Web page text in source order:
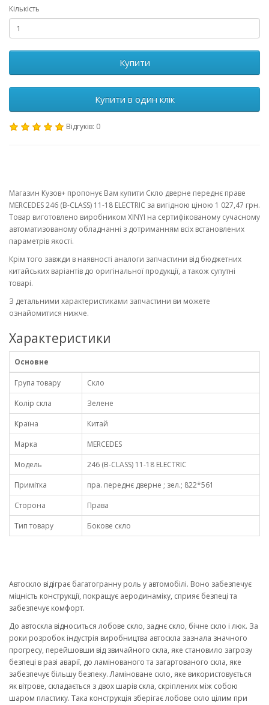
Кількість
Купити
Купити в один клік
Відгуків: 0
Магазин Кузов+ пропонує Вам купити Скло дверне переднє праве
MERCEDES 246 (B-CLASS) 11-18 ELECTRIC за вигідною ціною 1 027,47 грн.
Товар виготовлено виробником XINYI на сертифікованому сучасному
автоматизованому обладнанні з дотриманням всіх встановлених
параметрів якості.
Крім того завжди в наявності аналоги запчастини від бюджетних
китайських варіантів до оригінальної продукції, а також супутні
товарі.
З детальними характеристиками запчастини ви можете
ознайомитися нижче.
Характеристики
Основне
Група товару
Скло
Колір скла
Зелене
Країна
Китай
Марка
MERCEDES
Модель
246 (B-CLASS) 11-18 ELECTRIC
Примітка
пра. переднє дверне ; зел.; 822*561
Сторона
Права
Тип товару
Бокове скло
Автоскло відіграє багатогранну роль у автомобілі. Воно забезпечує
міцність конструкції, покращує аеродинаміку, сприяє безпеці та
забезпечує комфорт.
До автоскла відноситься лобове скло, заднє скло, бічне скло і люк. За
роки розробок індустрія виробництва автоскла зазнала значного
прогресу, перейшовши від звичайного скла, яке становило загрозу
безпеці в разі аварії, до ламінованого та загартованого скла, яке
забезпечує більшу безпеку. Ламіноване скло, яке використовується
як вітрове, складається з двох шарів скла, скріплених між собою
шаром пластику. Така конструкція зберігає лобове скло цілим при